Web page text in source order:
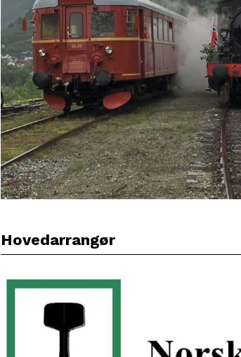
Hovedarrangør